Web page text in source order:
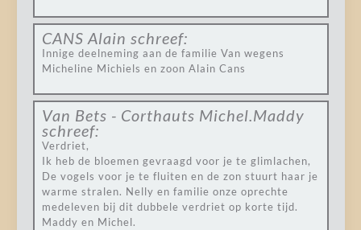
CANS Alain schreef:
Innige deelneming aan de familie Van wegens
Micheline Michiels en zoon Alain Cans
Van Bets - Corthauts Michel.Maddy
schreef:
Verdriet,
Ik heb de bloemen gevraagd voor je te glimlachen,
De vogels voor je te fluiten en de zon stuurt haar je
warme stralen. Nelly en familie onze oprechte
medeleven bij dit dubbele verdriet op korte tijd.
Maddy en Michel.